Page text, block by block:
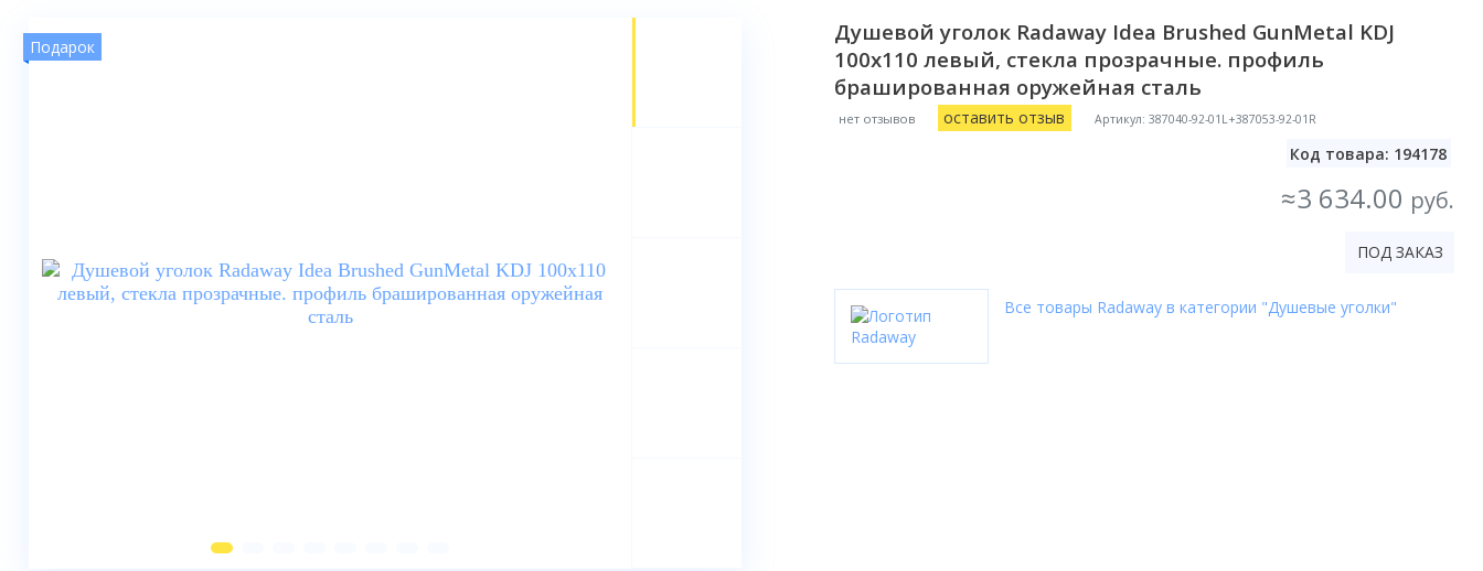
Telegram
Viber
info@bydom.by
Смесители
Душевой уголок Radaway Idea Brushed GunMetal KDJ
100x110 левый, стекла прозрачные. профиль
брашированная оружейная сталь
нет отзывов оставить отзыв Артикул: 387040-92-01L+387053-92-01R
Код товара: 194178
Подарок
≈3 634.00 руб.
ПОД ЗАКАЗ
Все товары Radaway в категории "Душевые уголки"